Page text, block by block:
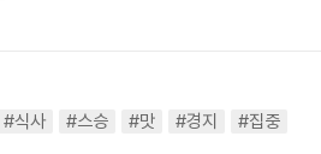
#식사 #스승 #맛 #경지
#집중